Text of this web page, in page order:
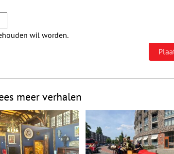
wil worden.
meer verhalen